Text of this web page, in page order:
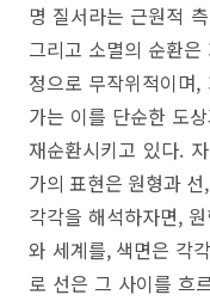
명 질서라는 근원적
그리고 소멸의 순환
정으로 무작위적이며
가는 이를 단순한 도
재순환시키고 있다.
가의 표현은 원형과
각각을 해석하자면,
와 세계를, 색면은 각
로 선은 그 사이를 흐